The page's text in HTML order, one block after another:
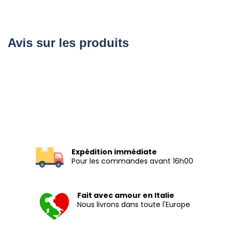
Avis sur les produits
Expédition immédiate
Pour les commandes avant 16h00
Fait avec amour en Italie
Nous livrons dans toute l'Europe